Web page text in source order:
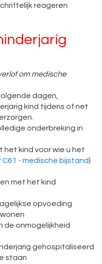
reageren
om medische
dagen,
kind tijdens of net
onderbreking in
kind voor wie u het
C61 - medische bijstand)
met het kind
opvoeding
de onmogelijkheid
gehospitaliseerd
staan